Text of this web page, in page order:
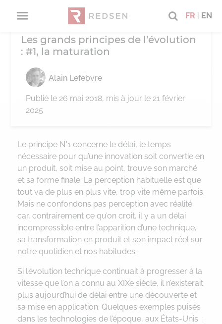
RETOUR
Qui sommes-nous ?
RETOUR
Offres Conseil
PPM /
GED/
Digital
DataManagement
Business Transformation
RETOUR
Catalogue de services
des projets
CIO &
Nos audits
RETOUR
Carrières
Pourquoi nous rejoindre ?
RETOUR
Nos publications
Webinars
FR | EN
CHRONIQUE ALAIN LEFEBVRE
Les grands principes de l’évolution
: #1, la maturation
Alain Lefebvre
Publié le 26 mai 2018, mis à jour le 21 février
2025
Le principe N°1 concerne le délai, le temps
nécessaire pour qu’une innovation soit convertie en
un produit, soit mise au point, trouve son marché
et sa forme finale. La perception habituelle est que
tout va de plus en plus vite, trop vite même parfois.
Mais ne confondons pas perception avec réalité
car, contrairement ce qu’on croit, il y a un délai
incompressible entre l’apparition d’une technique,
sa transformation en produit et son impact réel sur
notre quotidien et nos habitudes.
Si l’évolution technique continuait à progresser à la
vitesse que l’on a connu au XIXe siècle, il n’existerait
plus aujourd’hui de délai entre une découverte et
sa mise en application. Quelques exemples puisés
dans les technologies de l’époque, aux États-Unis :